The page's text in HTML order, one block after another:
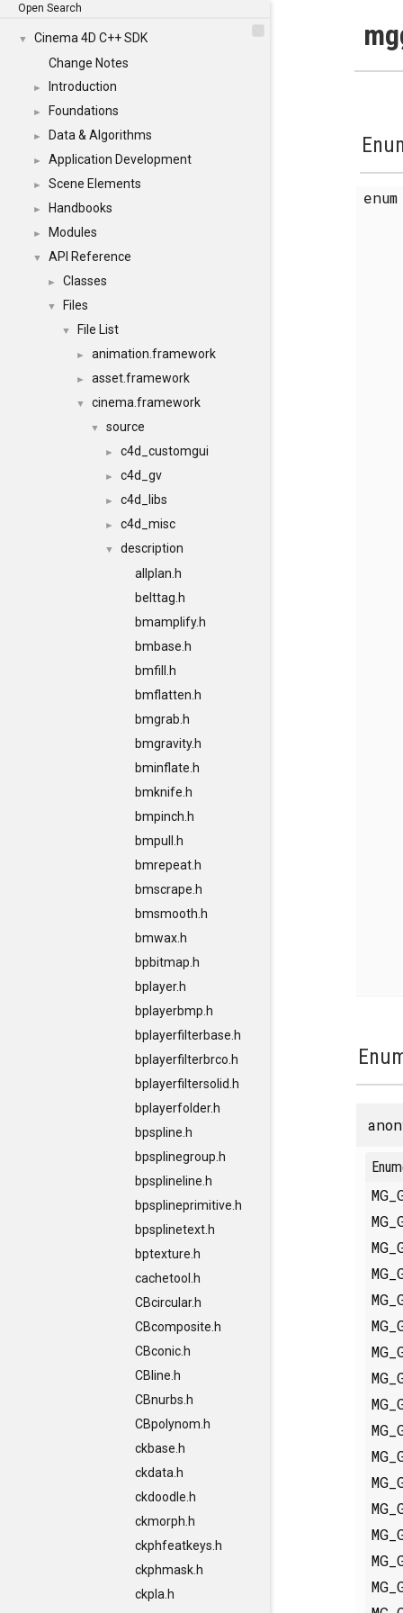
Open Search
▼
Cinema 4D C++ SDK
Change Notes
► Introduction
► Foundations
► Data & Algorithms
► Application Development
► Scene Elements
► Handbooks
► Modules
▼ API Reference
► Classes
▼ Files
▼ File List
► animation.framework
► asset.framework
▼ cinema.framework
▼ source
► c4d_customgui
► c4d_gv
► c4d_libs
► c4d_misc
▼
description
allplan.h
belttag.h
bmamplify.h
bmbase.h
bmfill.h
bmflatten.h
bmgrab.h
bmgravity.h
bminflate.h
bmknife.h
bmpinch.h
bmpull.h
bmrepeat.h
bmscrape.h
bmsmooth.h
bmwax.h
bpbitmap.h
bplayer.h
bplayerbmp.h
bplayerfilterbase.h
bplayerfilterbrco.h
bplayerfiltersolid.h
bplayerfolder.h
bpspline.h
bpsplinegroup.h
bpsplineline.h
bpsplineprimitive.h
bpsplinetext.h
bptexture.h
cachetool.h
CBcircular.h
CBcomposite.h
CBconic.h
CBline.h
CBnurbs.h
CBpolynom.h
ckbase.h
ckdata.h
ckdoodle.h
ckmorph.h
ckphfeatkeys.h
ckphmask.h
ckpla.h